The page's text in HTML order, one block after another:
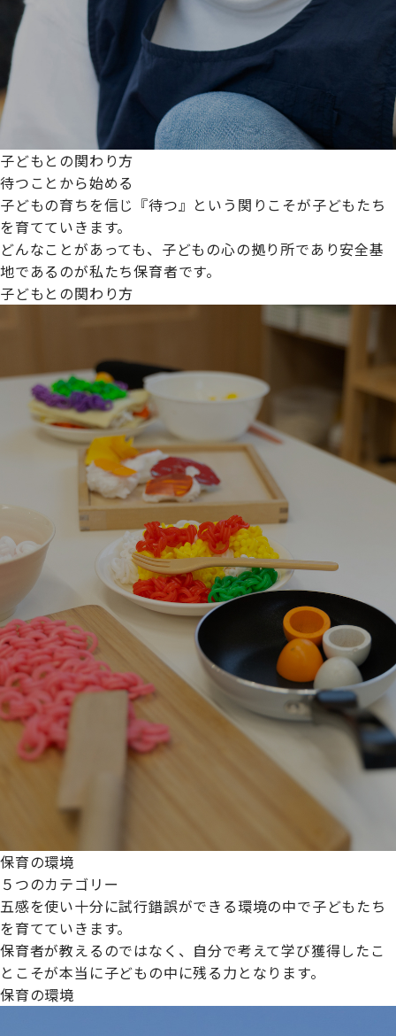
子どもとの関わり方
待つことから始める
子どもの育ちを信じ『待つ』という関りこそが子どもたち
を育てていきます。
どんなことがあっても、子どもの心の拠り所であり安全基
地であるのが私たち保育者です。
子どもとの関わり方
保育の環境
５つのカテゴリー
五感を使い十分に試行錯誤ができる環境の中で子どもたち
を育てていきます。
保育者が教えるのではなく、自分で考えて学び獲得したこ
とこそが本当に子どもの中に残る力となります。
保育の環境